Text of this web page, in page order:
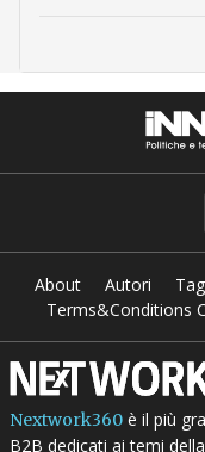
About Autori
Terms&Conditions
Nextwork360è il più
B2B dedicati ai temi